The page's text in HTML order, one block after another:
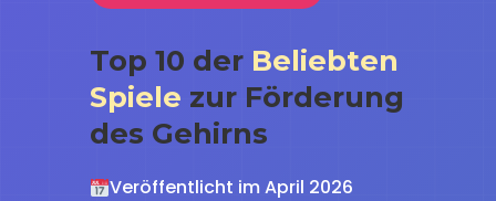
Top 10 der Beliebten
Spiele zur Förderung
des Gehirns
Veröffentlicht im April 2026